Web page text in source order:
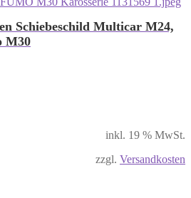
Schiebeschild Multicar M24,
M30
inkl. 19 % MwSt.
zzgl. Versandkosten